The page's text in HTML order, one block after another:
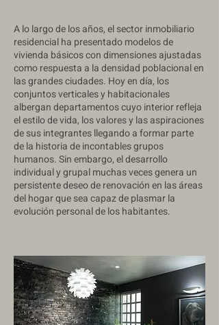
A lo largo de los años, el sector inmobiliario
residencial ha presentado modelos de
vivienda básicos con dimensiones ajustadas
como respuesta a la densidad poblacional en
las grandes ciudades. Hoy en día, los
conjuntos verticales y habitacionales
albergan departamentos cuyo interior refleja
el estilo de vida, los valores y las aspiraciones
de sus integrantes llegando a formar parte
de la historia de incontables grupos
humanos. Sin embargo, el desarrollo
individual y grupal muchas veces genera un
persistente deseo de renovación en las áreas
del hogar que sea capaz de plasmar la
evolución personal de los habitantes.